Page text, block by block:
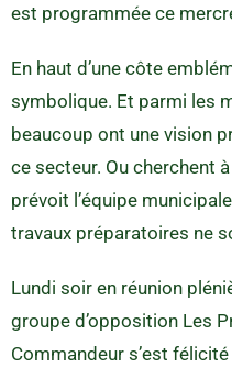
est programmée ce
En haut d’une côte
symbolique. Et parmi les
beaucoup ont une vision
ce secteur. Ou cherchent
prévoit l’équipe
travaux préparatoires ne
Lundi soir en réunion
groupe d’opposition Les
Commandeur s’est